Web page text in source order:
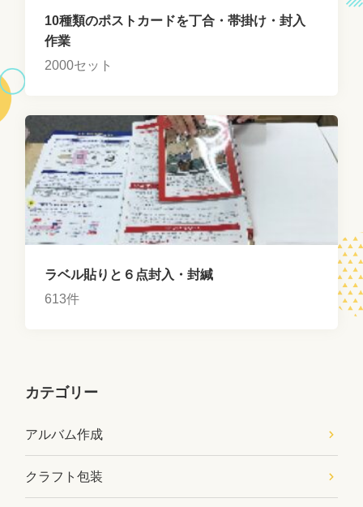
10種類のポストカードを丁合・帯掛け・封入
作業
2000セット
ラベル貼りと６点封入・封緘
613件
カテゴリー
アルバム作成
クラフト包装